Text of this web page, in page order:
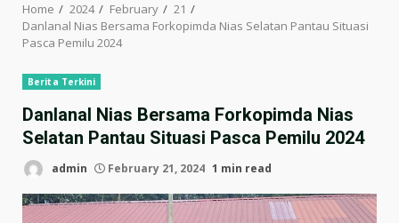
Home 2024 February
21
Danlanal Nias Bersama Forkopimda Nias Selatan Pantau Situasi
Pasca Pemilu 2024
Berita Terkini
Danlanal Nias Bersama Forkopimda Nias
Selatan Pantau Situasi Pasca Pemilu 2024
admin February 21, 2024 1 min read